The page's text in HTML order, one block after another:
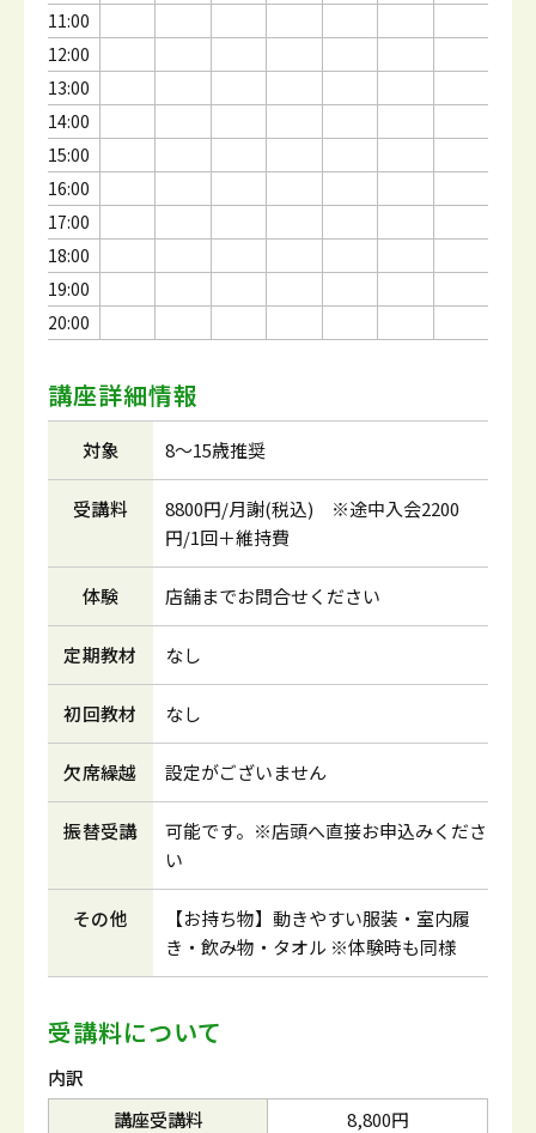
11:00
12:00
13:00
14:00
15:00
16:00
17:00
18:00
19:00
20:00
講座詳細情報
対象 8～15歳推奨
受講料
8800円/月謝(税込) ※途中入会2200
円/1回＋維持費
体験 店舗までお問合せください
定期教材 なし
初回教材 なし
欠席繰越 設定がございません
振替受講
可能です。※店頭へ直接お申込みくださ
い
その他
【お持ち物】動きやすい服装・室内履
き・飲み物・タオル ※体験時も同様
受講料について
内訳
講座受講料
8,800円